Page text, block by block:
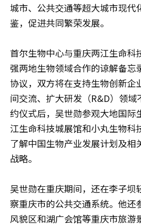
城市、公共交通等超大城市现代
鉴，促进共同繁荣发展。
首尔生物中心与重庆两江生命科
强两地生物领域合作的谅解备忘
协议，双方将在支持生物创新企
间交流、扩大研发（R&D）领域
约仪式后，吴世勋参观大地国际
江生命科技城展馆和小丸生物科
了解中国生物产业发展计划及相
战略。
吴世勋在重庆期间，还在李子坝
察重庆市的公共交通系统。他还
风貌区和湖广会馆等重庆市旅游